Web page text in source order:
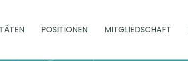
POSITIONEN MITGLIEDSCHAFT